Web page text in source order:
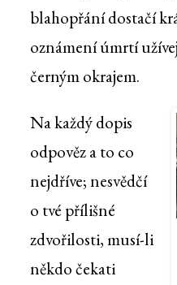
blahopřání dostačí
oznámení úmrtí
černým okrajem.
Na každý dopis
odpověz a to co
nejdříve; nesvědčí
o tvé přílišné
zdvořilosti, musí-li
někdo čekati